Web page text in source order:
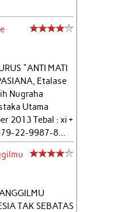
"ANTI MATI
Etalase
Nugraha
Utama
2013 Tebal : xi +
22-9987-8...
TAK SEBATAS